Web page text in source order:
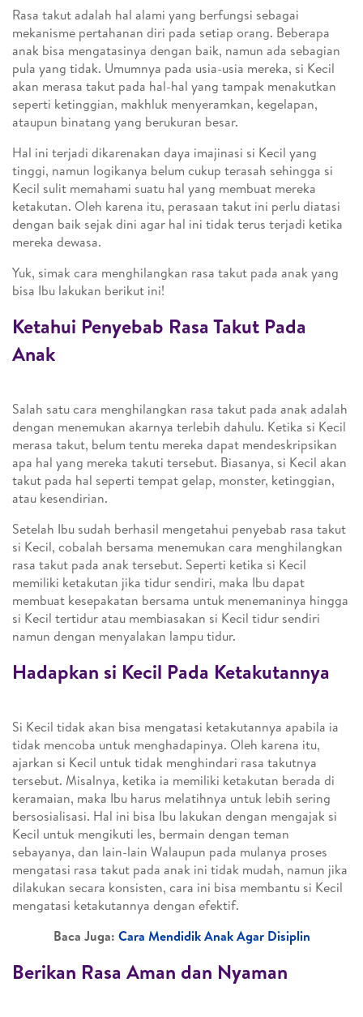
Rasa takut adalah hal alami yang berfungsi sebagai
mekanisme pertahanan diri pada setiap orang. Beberapa
anak bisa mengatasinya dengan baik, namun ada sebagian
pula yang tidak. Umumnya pada usia-usia mereka, si Kecil
akan merasa takut pada hal-hal yang tampak menakutkan
seperti ketinggian, makhluk menyeramkan, kegelapan,
ataupun binatang yang berukuran besar.
Hal ini terjadi dikarenakan daya imajinasi si Kecil yang
tinggi, namun logikanya belum cukup terasah sehingga si
Kecil sulit memahami suatu hal yang membuat mereka
ketakutan. Oleh karena itu, perasaan takut ini perlu diatasi
dengan baik sejak dini agar hal ini tidak terus terjadi ketika
mereka dewasa.
Yuk, simak cara menghilangkan rasa takut pada anak yang
bisa Ibu lakukan berikut ini!
Ketahui Penyebab Rasa Takut Pada
Anak
Salah satu cara menghilangkan rasa takut pada anak adalah
dengan menemukan akarnya terlebih dahulu. Ketika si Kecil
merasa takut, belum tentu mereka dapat mendeskripsikan
apa hal yang mereka takuti tersebut. Biasanya, si Kecil akan
takut pada hal seperti tempat gelap, monster, ketinggian,
atau kesendirian.
Setelah Ibu sudah berhasil mengetahui penyebab rasa takut
si Kecil, cobalah bersama menemukan cara menghilangkan
rasa takut pada anak tersebut. Seperti ketika si Kecil
memiliki ketakutan jika tidur sendiri, maka Ibu dapat
membuat kesepakatan bersama untuk menemaninya hingga
si Kecil tertidur atau membiasakan si Kecil tidur sendiri
namun dengan menyalakan lampu tidur.
Hadapkan si Kecil Pada Ketakutannya
Si Kecil tidak akan bisa mengatasi ketakutannya apabila ia
tidak mencoba untuk menghadapinya. Oleh karena itu,
ajarkan si Kecil untuk tidak menghindari rasa takutnya
tersebut. Misalnya, ketika ia memiliki ketakutan berada di
keramaian, maka Ibu harus melatihnya untuk lebih sering
bersosialisasi. Hal ini bisa Ibu lakukan dengan mengajak si
Kecil untuk mengikuti les, bermain dengan teman
sebayanya, dan lain-lain Walaupun pada mulanya proses
mengatasi rasa takut pada anak ini tidak mudah, namun jika
dilakukan secara konsisten, cara ini bisa membantu si Kecil
mengatasi ketakutannya dengan efektif.
Baca Juga: Cara Mendidik Anak Agar Disiplin
Berikan Rasa Aman dan Nyaman